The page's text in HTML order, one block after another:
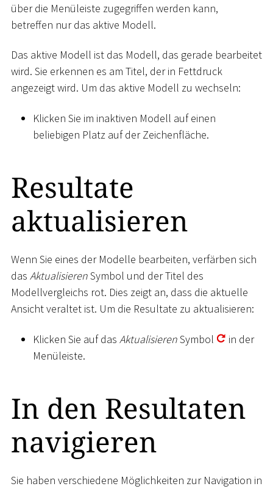
über die Menüleiste zugegriffen werden kann,
betreffen nur das aktive Modell.
Das aktive Modell ist das Modell, das gerade bearbeitet
wird. Sie erkennen es am Titel, der in Fettdruck
angezeigt wird. Um das aktive Modell zu wechseln:
Klicken Sie im inaktiven Modell auf einen
beliebigen Platz auf der Zeichenfläche.
Resultate
aktualisieren
Wenn Sie eines der Modelle bearbeiten, verfärben sich
das AktualisierenSymbol und der Titel des
Modellvergleichs rot. Dies zeigt an, dass die aktuelle
Ansicht veraltet ist. Um die Resultate zu aktualisieren:
Klicken Sie auf das AktualisierenSymbol
in der
Menüleiste.
In den Resultaten
navigieren
Sie haben verschiedene Möglichkeiten zur Navigation in